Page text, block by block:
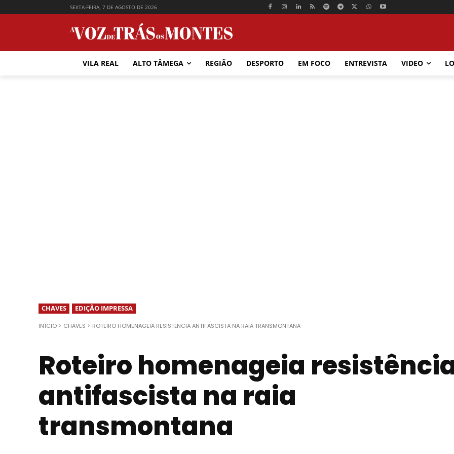
SEXTA-FEIRA, 7 DE AGOSTO DE 2026
VILA REAL ALTO TÂMEGA REGIÃO DESPORTO EM FOCO ENTREVISTA VIDEO
CHAVES EDIÇÃO IMPRESSA
INÍCIO CHAVES ROTEIRO HOMENAGEIA RESISTÊNCIA ANTIFASCISTA NA RAIA TRANSMONTANA
Roteiro homenageia
antifascista na raia
transmontana